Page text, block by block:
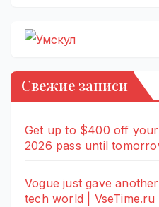
Свежие записи
Get up to $400 off
2026 pass until
Vogue just gave
tech world | VseTime.ru